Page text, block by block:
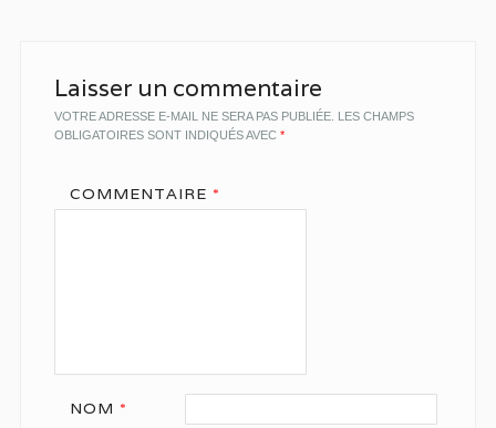
Laisser un commentaire
VOTRE ADRESSE E-MAIL NE SERA PAS PUBLIÉE. LES CHAMPS
OBLIGATOIRES SONT INDIQUÉS AVEC *
COMMENTAIRE *
NOM *